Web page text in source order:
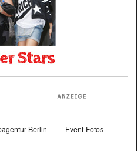
Berlin Event-Fotos